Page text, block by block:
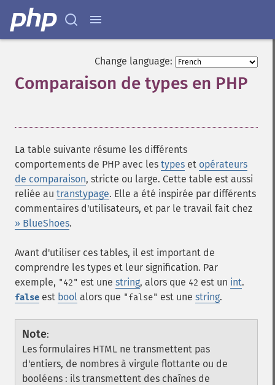
Change language:
Comparaison de types en PHP
La table suivante résume les différents
comportements de PHP avec les types et opérateurs
de comparaison, stricte ou large. Cette table est aussi
reliée au transtypage. Elle a été inspirée par différents
commentaires d'utilisateurs, et par le travail fait chez
» BlueShoes.
Avant d'utiliser ces tables, il est important de
comprendre les types et leur signification. Par
exemple, "42" est une string, alors que 42 est un int.
false est bool alors que "false" est une string.
Note:
Les formulaires HTML ne transmettent pas
d'entiers, de nombres à virgule flottante ou de
booléens : ils transmettent des chaînes de